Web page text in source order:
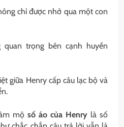
chỉ được nhớ qua một con
quan trọng bên cạnh huyền
giữa Henry cấp câu lạc bộ và
mộ số áo của Henry là số